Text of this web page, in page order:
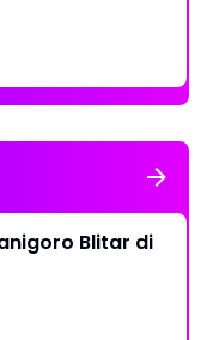
Blitar di